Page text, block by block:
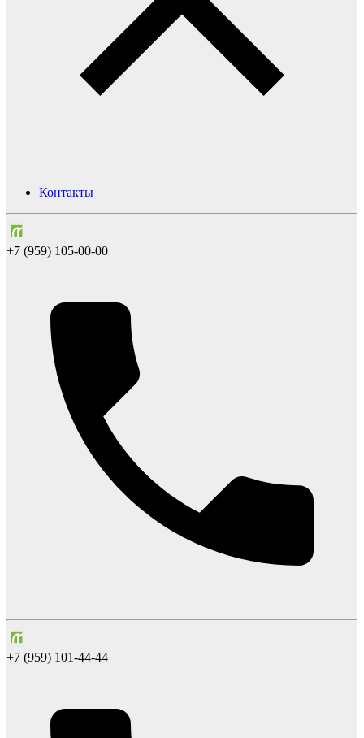
Контакты
+7 (959) 105-00-00
+7 (959) 101-44-44